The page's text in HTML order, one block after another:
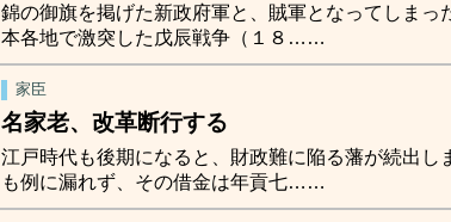
錦の御旗を掲げた新政府軍と、賊軍となってしまっ
本各地で激突した戊辰戦争（１８……
家臣
名家老、改革断行する
江戸時代も後期になると、財政難に陥る藩が続出し
も例に漏れず、その借金は年貢七……